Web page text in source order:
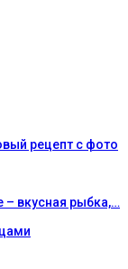
рецепт с фото
– вкусная рыбка,…